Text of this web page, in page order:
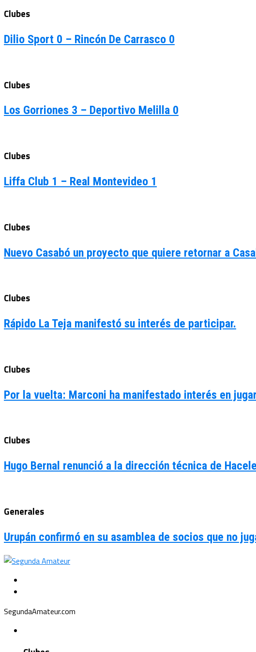
Clubes
Dilio Sport 0 – Rincón De Carrasco 0
Clubes
Los Gorriones 3 – Deportivo Melilla 0
Clubes
Liffa Club 1 – Real Montevideo 1
Clubes
Nuevo Casabó un proyecto que quiere retornar a
Clubes
Rápido La Teja manifestó su interés de participar.
Clubes
Por la vuelta: Marconi ha manifestado interés en
Clubes
Hugo Bernal renunció a la dirección técnica de
Generales
Urupán confirmó en su asamblea de socios que no
SegundaAmateur.com